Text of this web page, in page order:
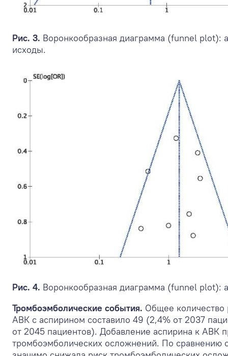
Рис. 3. Воронкообразная диаграмма (funnel
исходы.
Рис. 4. Воронкообразная диаграмма (funnel plot):
Тромбоэмболические события. Общее количество
АВК с аспирином составило 49 (2,4% от 2037
от 2045 пациентов). Добавление аспирина к АВК
тромбоэмболических осложнений. По